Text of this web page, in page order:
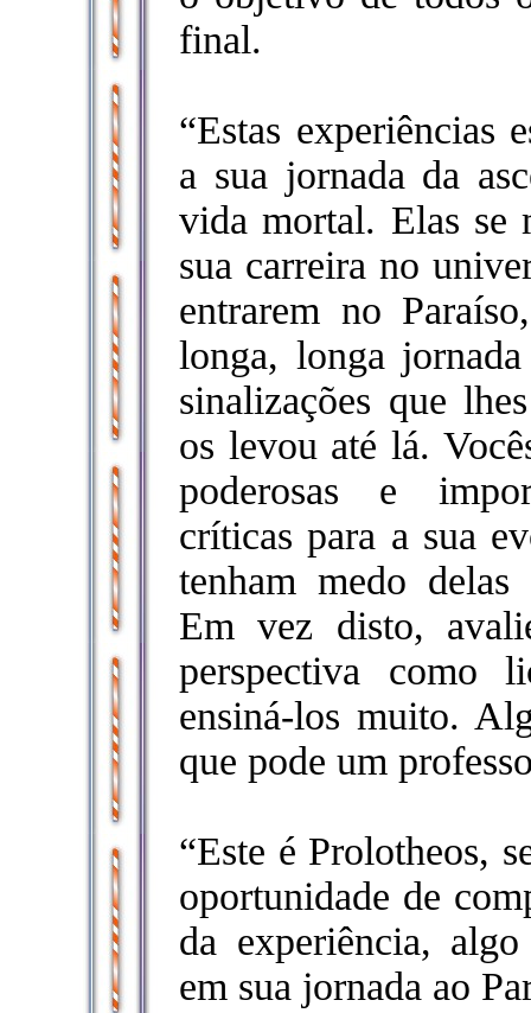
final.
“Estas experiências
a sua jornada da
vida mortal. Elas se
sua carreira no
entrarem no
longa, longa
sinalizações que
os levou até lá.
poderosas e
críticas para a sua
tenham medo delas
Em vez disto,
perspectiva como
ensiná-los muito.
que pode um
“Este é Prolotheos,
oportunidade de
da experiência,
em sua jornada ao